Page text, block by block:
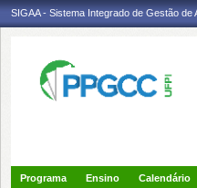
SIGAA - Sistema Integrado de Gestão de
Programa Ensino Calendário